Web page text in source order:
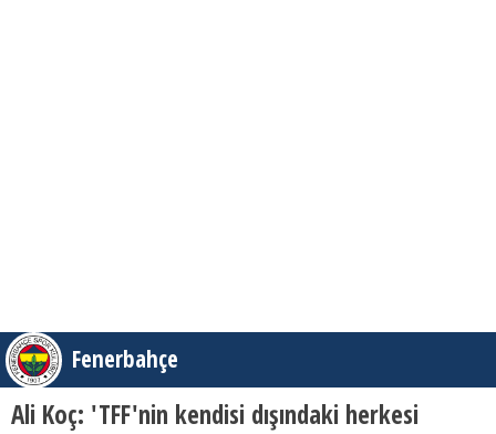
Fenerbahçe
Ali Koç: 'TFF'nin kendisi dışındaki herkesi